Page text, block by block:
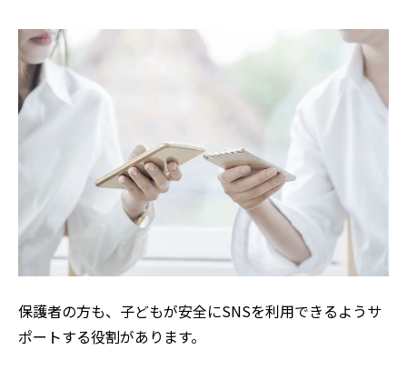
保護者の方も、子どもが安全にSNSを利用できるようサ
ポートする役割があります。